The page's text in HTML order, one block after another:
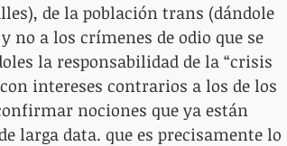
de la población trans (dándole
no a los crímenes de odio que se
la responsabilidad de la “crisis
intereses contrarios a los de los
nociones que ya están
larga data. que es precisamente lo